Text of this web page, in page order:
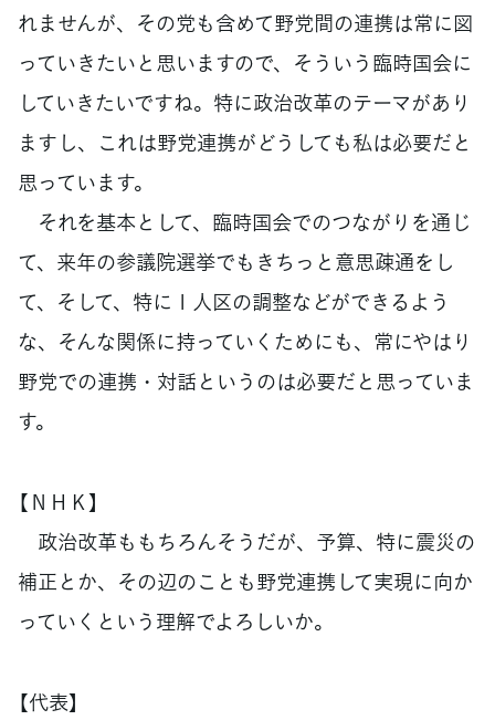
れませんが、その党も含めて野党間の連携は常に図
っていきたいと思いますので、そういう臨時国会に
していきたいですね。特に政治改革のテーマがあり
ますし、これは野党連携がどうしても私は必要だと
思っています。
それを基本として、臨時国会でのつながりを通じ
て、来年の参議院選挙でもきちっと意思疎通をし
て、そして、特に１人区の調整などができるよう
な、そんな関係に持っていくためにも、常にやはり
野党での連携・対話というのは必要だと思っていま
す。
【ＮＨＫ】
政治改革ももちろんそうだが、予算、特に震災の
補正とか、その辺のことも野党連携して実現に向か
っていくという理解でよろしいか。
【代表】